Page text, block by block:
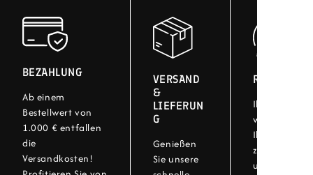
BEZAHLUNG
Ab einem
Bestellwert von
1.000 € entfallen
die
Versandkosten!
VERSAND
&
LIEFERUN
G
Genießen
Sie unsere
RÜCKGABE
Ihre
wichtig! Bei
Ihre Artikel
unser